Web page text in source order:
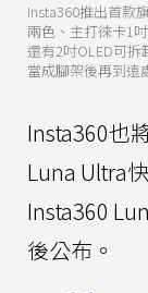
Insta360推出首款
兩色、主打徠卡1
還有2吋OLED可
當成腳架後再到遠
Insta360也
Luna Ultra
Insta360
後公布。